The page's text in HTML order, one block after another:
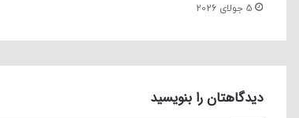
5 جولای 2026
دیدگاهتان را بنویسید